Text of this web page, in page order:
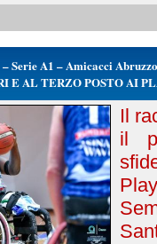
Serie A1 – Amicacci
E AL TERZO POSTO AI
Il
il